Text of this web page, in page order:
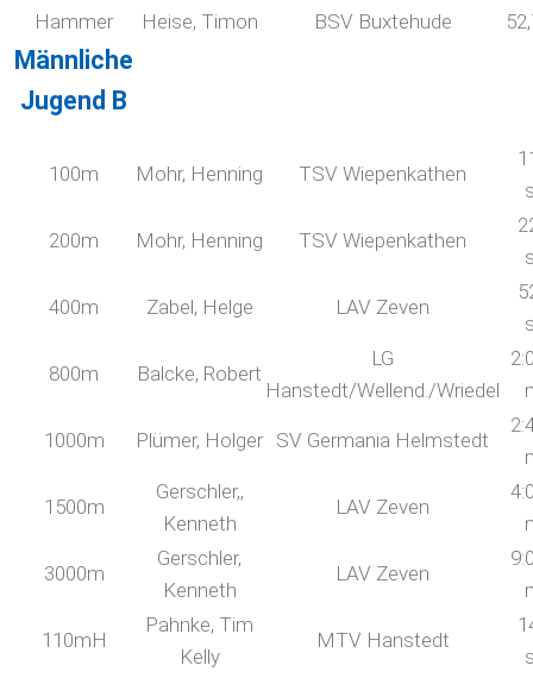
Hammer Heise, Timon BSV Buxtehude
Männliche
Jugend B
100m Mohr, Henning TSV Wiepenkathen
200m Mohr, Henning TSV Wiepenkathen
400m Zabel, Helge LAV Zeven
800m Balcke, Robert
LG
Hanstedt/Wellend./Wriedel
1000m Plümer, Holger SV Germania Helmstedt
1500m
Gerschler,,
Kenneth
LAV Zeven
3000m
Gerschler,
Kenneth
LAV Zeven
110mH
Pahnke, Tim
Kelly
MTV Hanstedt